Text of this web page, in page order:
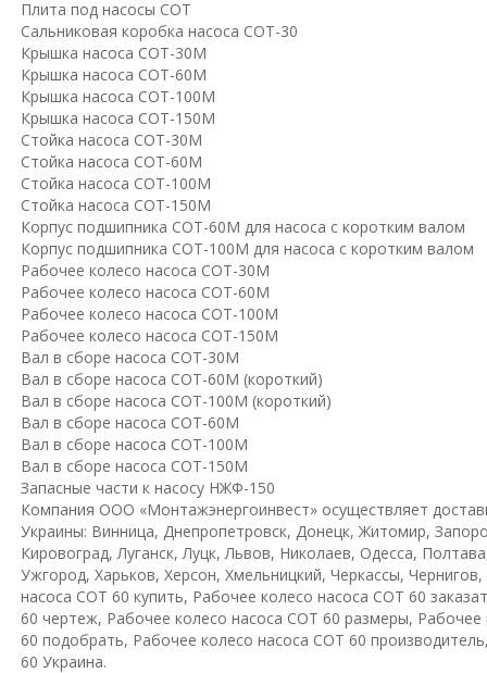
Плита под насосы СОТ
Сальниковая коробка насоса СОТ-30
Крышка насоса СОТ-30М
Крышка насоса СОТ-60М
Крышка насоса СОТ-100М
Крышка насоса СОТ-150М
Стойка насоса СОТ-30М
Стойка насоса СОТ-60М
Стойка насоса СОТ-100М
Стойка насоса СОТ-150М
Корпус подшипника СОТ-60М для насоса с коротким валом
Корпус подшипника СОТ-100М для насоса с коротким валом
Рабочее колесо насоса СОТ-30М
Рабочее колесо насоса СОТ-60М
Рабочее колесо насоса СОТ-100М
Рабочее колесо насоса СОТ-150М
Вал в сборе насоса СОТ-30М
Вал в сборе насоса СОТ-60М (короткий)
Вал в сборе насоса СОТ-100М (короткий)
Вал в сборе насоса СОТ-60М
Вал в сборе насоса СОТ-100М
Вал в сборе насоса СОТ-150М
Запасные части к насосу НЖФ-150
Компания ООО «Монтажэнергоинвест» осуществляет
Украины: Винница, Днепропетровск, Донецк, Житомир,
Кировоград, Луганск, Луцк, Львов, Николаев, Одесса,
Ужгород, Харьков, Херсон, Хмельницкий, Черкассы,
насоса СОТ 60 купить, Рабочее колесо насоса СОТ 60
60 чертеж, Рабочее колесо насоса СОТ 60 размеры,
60 подобрать, Рабочее колесо насоса СОТ 60
60 Украина.